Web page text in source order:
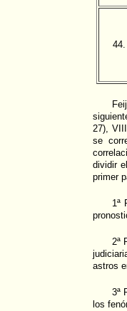
44.
27),
se
dividir
primer
1ª
2ª
astros
3ª
los